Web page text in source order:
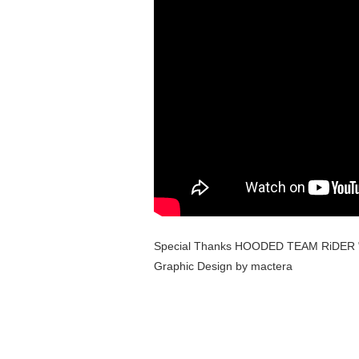
Special Thanks HOODED TEAM RiDER
Graphic Design by mactera